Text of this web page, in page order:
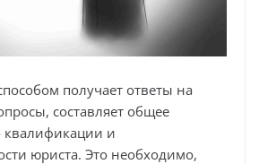
получает ответы на
составляет общее
квалификации и
юриста. Это необходимо,